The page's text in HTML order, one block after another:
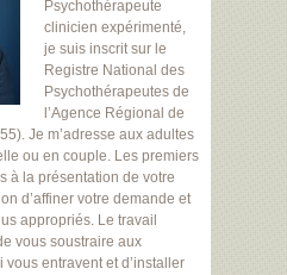
Psychothérapeute
clinicien expérimenté,
je suis inscrit sur le
Registre National des
Psychothérapeutes de
l’Agence Régional de
Je m’adresse aux adultes
ou en couple. Les premiers
à la présentation de votre
d’affiner votre demande et
appropriés. Le travail
vous soustraire aux
entravent et d’installer